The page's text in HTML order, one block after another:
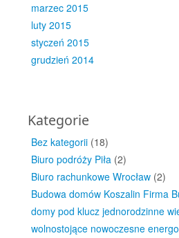
marzec 2015
luty 2015
styczeń 2015
grudzień 2014
Kategorie
Bez kategorii (18)
Biuro podróży Piła (2)
Biuro rachunkowe Wrocław (2)
Budowa domów Koszalin Firma
domy pod klucz jednorodzinne
wolnostojące nowoczesne